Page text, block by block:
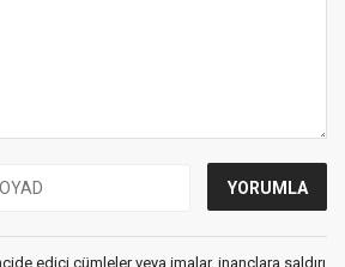
edici cümleler veya imalar, inançlara saldırı